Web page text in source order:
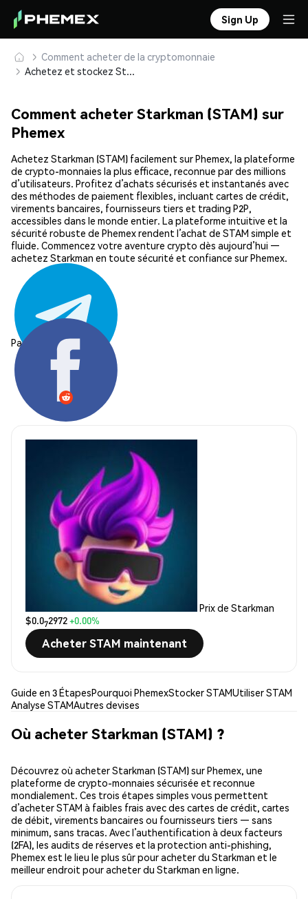
Sign Up
Comment acheter de la cryptomonnaie
Achetez et stockez Starkman (STAM) en toute sécurité
Comment acheter Starkman (STAM) sur
Phemex
Achetez Starkman (STAM) facilement sur Phemex, la plateforme
de crypto-monnaies la plus efficace, reconnue par des millions
d’utilisateurs. Profitez d’achats sécurisés et instantanés avec
des méthodes de paiement flexibles, incluant cartes de crédit,
virements bancaires, fournisseurs tiers et trading P2P,
accessibles dans le monde entier. La plateforme intuitive et la
sécurité robuste de Phemex rendent l’achat de STAM simple et
fluide. Commencez votre aventure crypto dès aujourd’hui —
achetez Starkman en toute sécurité et confiance sur Phemex.
Partager:
Prix de Starkman
$0.072972+0.00%
Acheter STAM maintenant
Guide en 3 ÉtapesPourquoi PhemexStocker STAMUtiliser STAM
Analyse STAMAutres devises
Où acheter Starkman (STAM) ?
Découvrez où acheter Starkman (STAM) sur Phemex, une
plateforme de crypto-monnaies sécurisée et reconnue
mondialement. Ces trois étapes simples vous permettent
d’acheter STAM à faibles frais avec des cartes de crédit, cartes
de débit, virements bancaires ou fournisseurs tiers — sans
minimum, sans tracas. Avec l’authentification à deux facteurs
(2FA), les audits de réserves et la protection anti-phishing,
Phemex est le lieu le plus sûr pour acheter du Starkman et le
meilleur endroit pour acheter du Starkman en ligne.